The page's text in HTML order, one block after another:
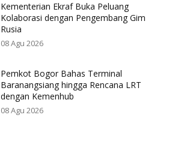
Kementerian Ekraf Buka Peluang
Kolaborasi dengan Pengembang Gim
Rusia
08 Agu 2026
Pemkot Bogor Bahas Terminal
Baranangsiang hingga Rencana LRT
dengan Kemenhub
08 Agu 2026